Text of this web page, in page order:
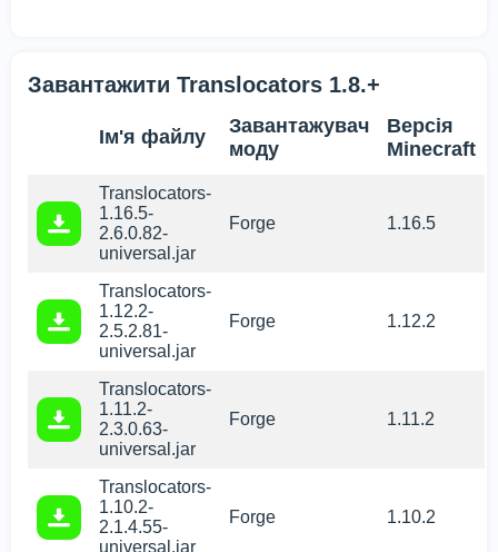
Завантажити Translocators 1.8.+
Ім'я файлу
Завантажувач
моду
Версія
Minecraft
Translocators-
1.16.5-
2.6.0.82-
universal.jar
Forge 1.16.5
Translocators-
1.12.2-
2.5.2.81-
universal.jar
Forge 1.12.2
Translocators-
1.11.2-
2.3.0.63-
universal.jar
Forge 1.11.2
Translocators-
1.10.2-
2.1.4.55-
universal.jar
Forge 1.10.2